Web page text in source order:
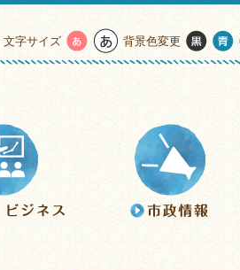
文字サイズ 背景色変更